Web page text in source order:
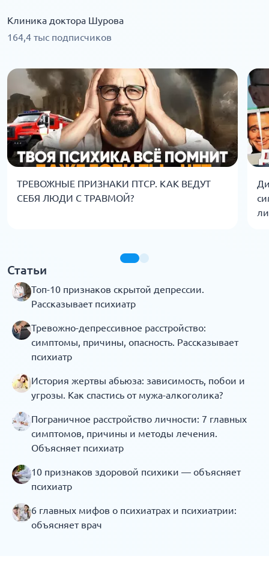
Клиника доктора Шурова
164,4 тыс подписчиков
ТРЕВОЖНЫЕ ПРИЗНАКИ ПТСР. КАК ВЕДУТ
СЕБЯ ЛЮДИ С ТРАВМОЙ?
Статьи
Топ-10 признаков скрытой депрессии.
Рассказывает психиатр
Тревожно-депрессивное расстройство:
симптомы, причины, опасность. Рассказывает
психиатр
История жертвы абьюза: зависимость, побои и
угрозы. Как спастись от мужа-алкоголика?
Пограничное расстройство личности: 7 главных
симптомов, причины и методы лечения.
Объясняет психиатр
10 признаков здоровой психики — объясняет
психиатр
6 главных мифов о психиатрах и психиатрии:
объясняет врач